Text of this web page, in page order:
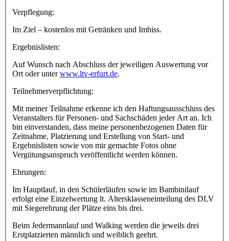
Verpflegung:
Im Ziel – kostenlos mit Getränken und Imbiss.
Ergebnislisten:
Auf Wunsch nach Abschluss der jeweiligen Auswertung vor
Ort oder unterwww.ltv-erfurt.de.
Teilnehmerverpflichtung:
Mit meiner Teilnahme erkenne ich den Haftungsausschluss des
Veranstalters für Personen- und Sachschäden jeder Art an. Ich
bin einverstanden, dass meine personenbezogenen Daten für
Zeitnahme, Platzierung und Erstellung von Start- und
Ergebnislisten sowie von mir gemachte Fotos ohne
Vergütungsanspruch veröffentlicht werden können.
Ehrungen:
Im Hauptlauf, in den Schülerläufen sowie im Bambinilauf
erfolgt eine Einzelwertung lt. Altersklasseneinteilung des DLV
mit Siegerehrung der Plätze eins bis drei.
Beim Jedermannlauf und Walking werden die jeweils drei
Erstplatzierten männlich und weiblich geehrt.